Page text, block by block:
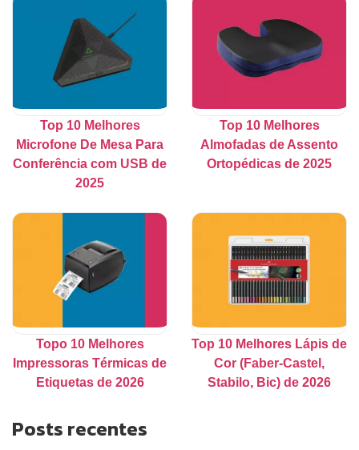
Top 10 Melhores
Microfone De Mesa Para
Conferência com USB de
2025
Top 10 Melhores
Almofadas de Assento
Ortopédicas de 2025
Topo 10 Melhores
Impressoras Térmicas de
Etiquetas de 2026
Top 10 Melhores Lápis de
Cor (Faber-Castel,
Stabilo, Bic) de 2026
Posts recentes